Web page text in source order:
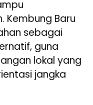
Kembung Baru
sebagai
guna
lokal yang
jangka